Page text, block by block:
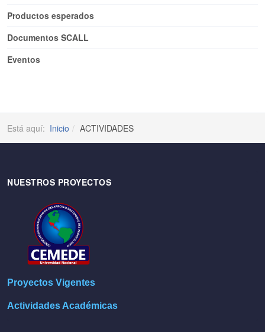
Productos esperados
Documentos SCALL
Eventos
Está aquí: Inicio ACTIVIDADES
NUESTROS PROYECTOS
Proyectos Vigentes
Actividades Académicas